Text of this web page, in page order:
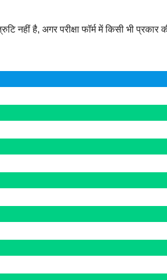
नहीं है, अगर परीक्षा फॉर्म में किसी भी